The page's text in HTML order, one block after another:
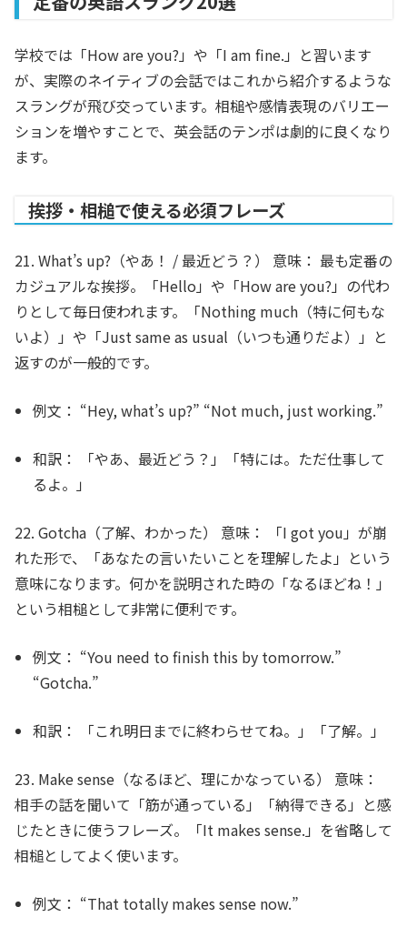
学校では「How are you?」や「I am fine.」と習います
が、実際のネイティブの会話ではこれから紹介するような
スラングが飛び交っています。相槌や感情表現のバリエー
ションを増やすことで、英会話のテンポは劇的に良くなり
ます。
挨拶・相槌で使える必須フレーズ
21. What’s up?（やあ！ / 最近どう？） 意味： 最も定番の
カジュアルな挨拶。「Hello」や「How are you?」の代わ
りとして毎日使われます。「Nothing much（特に何もな
いよ）」や「Just same as usual（いつも通りだよ）」と
返すのが一般的です。
例文： “Hey,what’s up?” “Not much, just working.”
和訳：
「やあ、最近どう？」「特には。ただ仕事して
るよ。」
22. Gotcha（了解、わかった） 意味：
「I got you」が崩
れた形で、「あなたの言いたいことを理解したよ」という
意味になります。何かを説明された時の「なるほどね！」
という相槌として非常に便利です。
例文： “You need to finish this by tomorrow.”
“Gotcha.”
和訳： 「これ明日までに終わらせてね。」「了解。」
23. Make sense（なるほど、理にかなっている）
意味：
相手の話を聞いて「筋が通っている」「納得できる」と感
じたときに使うフレーズ。「It makes sense.」を省略して
相槌としてよく使います。
例文： “That totally makes sense now.”